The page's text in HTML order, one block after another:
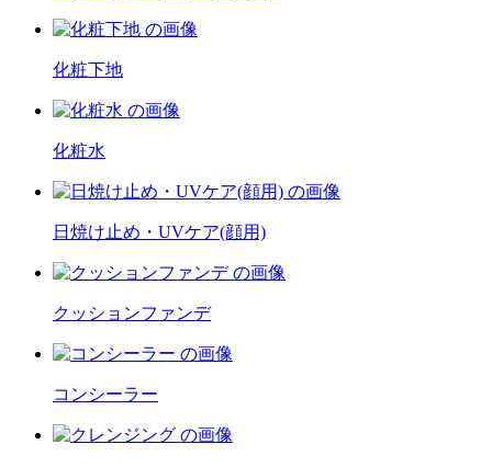
化粧下地
化粧水
日焼け止め・UVケア(顔用)
クッションファンデ
コンシーラー